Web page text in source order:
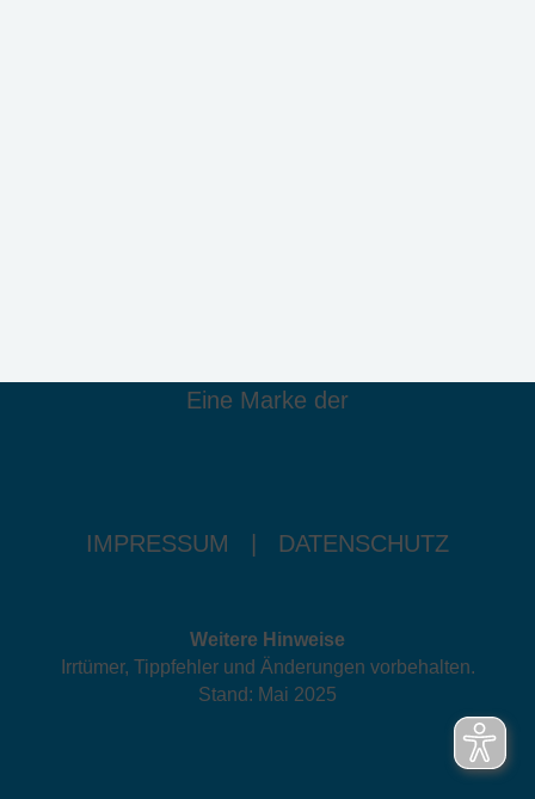
Eine Marke der
IMPRESSUM DATENSCHUTZ
Weitere Hinweise
Irrtümer, Tippfehler und Änderungen vorbehalten.
Stand: Mai 2025